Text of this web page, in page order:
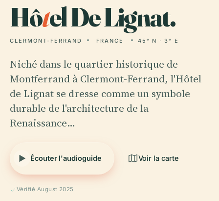
Hôtel De Lignat.
CLERMONT-FERRAND FRANCE 45° N · 3° E
Niché dans le quartier historique de
Montferrand à Clermont-Ferrand, l'Hôtel
de Lignat se dresse comme un symbole
durable de l'architecture de la
Renaissance…
Écouter l'audioguide Voir la carte
Vérifié August 2025